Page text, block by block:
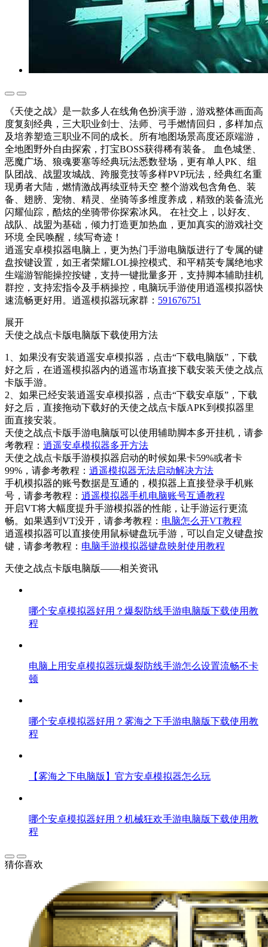
《天使之战》是一款多人在线角色扮演手游，游戏整体画面高
度复刻经典，三大职业剑士、法师、弓手燃情回归，多样加点
及培养塑造三职业不同的成长。所有地图场景高度还原端游，
全地图野外自由探索，打宝BOSS获得稀有装备。 血色城堡、
恶魔广场、狼魂要塞等经典玩法悉数登场，更有单人PK、组
队团战、战盟攻城战、跨服竞技等多样PVP玩法，经典红名重
现勇者大陆，燃情激战再续亚特天空 整个游戏包含角色、装
备、翅膀、宠物、精灵、坐骑等多维度养成，精致的装备流光
闪耀仙踪，酷炫的坐骑带你探索冰风。 在社交上，以好友、
战队、战盟为基础，倾力打造更加热血，更加真实的游戏社交
环境 全民唤醒，续写奇迹！
逍遥安卓模拟器电脑上，更为热门手游电脑版进行了专属的键
盘按键设置，如王者荣耀LOL操控模式、和平精英专属绝地求
生端游智能操控按键，支持一键批量多开，支持脚本辅助挂机
群控，支持宏指令及手柄操控，电脑玩手游使用逍遥模拟器快
速流畅更好用。逍遥模拟器玩家群： 591676751
展开
天使之战点卡版电脑版下载使用方法
1、如果没有安装逍遥安卓模拟器，点击“下载电脑版”，下载
好之后，在逍遥模拟器内的逍遥市场直接下载安装天使之战点
卡版手游。
2、如果已经安装逍遥安卓模拟器，点击“下载安卓版”，下载
好之后，直接拖动下载好的天使之战点卡版APK到模拟器里
面直接安装。
天使之战点卡版手游电脑版可以使用辅助脚本多开挂机，请参
考教程： 逍遥安卓模拟器多开方法
天使之战点卡版手游模拟器启动的时候如果卡59%或者卡
99%，请参考教程： 逍遥模拟器无法启动解决方法
手机模拟器的账号数据是互通的，模拟器上直接登录手机账
号，请参考教程： 逍遥模拟器手机电脑账号互通教程
开启VT将大幅度提升手游模拟器的性能，让手游运行更流
畅。如果遇到VT没开，请参考教程： 电脑怎么开VT教程
逍遥模拟器可以直接使用鼠标键盘玩手游，可以自定义键盘按
键，请参考教程： 电脑手游模拟器键盘映射使用教程
天使之战点卡版电脑版——相关资讯
哪个安卓模拟器好用？爆裂防线手游电脑版下载使用教
程
电脑上用安卓模拟器玩爆裂防线手游怎么设置流畅不卡
顿
哪个安卓模拟器好用？雾海之下手游电脑版下载使用教
程
【雾海之下电脑版】官方安卓模拟器怎么玩
哪个安卓模拟器好用？机械狂欢手游电脑版下载使用教
程
猜你喜欢